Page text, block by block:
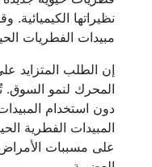
نظيراتها
مبيدات الفطريات
إن الطلب المتزايد
المحرك لنمو السوق.
دون استخدام
المبيدات الفطرية
على مسببات